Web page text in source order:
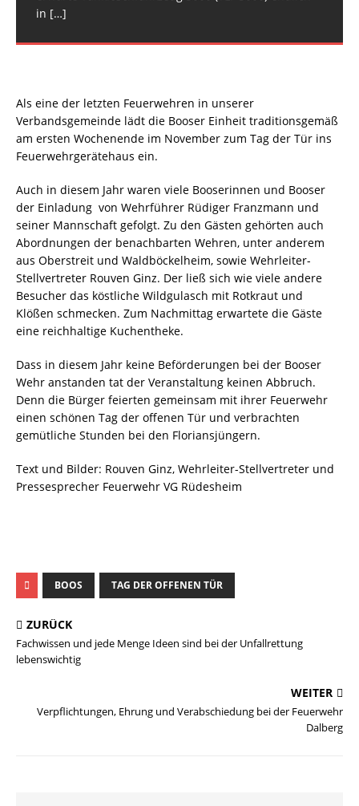
in […]
Als eine der letzten Feuerwehren in unserer
Verbandsgemeinde lädt die Booser Einheit traditionsgemäß
am ersten Wochenende im November zum Tag der Tür ins
Feuerwehrgerätehaus ein.
Auch in diesem Jahr waren viele Booserinnen und Booser
der Einladung von Wehrführer Rüdiger Franzmann und
seiner Mannschaft gefolgt. Zu den Gästen gehörten auch
Abordnungen der benachbarten Wehren, unter anderem
aus Oberstreit und Waldböckelheim, sowie Wehrleiter-
Stellvertreter Rouven Ginz. Der ließ sich wie viele andere
Besucher das köstliche Wildgulasch mit Rotkraut und
Klößen schmecken. Zum Nachmittag erwartete die Gäste
eine reichhaltige Kuchentheke.
Dass in diesem Jahr keine Beförderungen bei der Booser
Wehr anstanden tat der Veranstaltung keinen Abbruch.
Denn die Bürger feierten gemeinsam mit ihrer Feuerwehr
einen schönen Tag der offenen Tür und verbrachten
gemütliche Stunden bei den Floriansjüngern.
Text und Bilder: Rouven Ginz, Wehrleiter-Stellvertreter und
Pressesprecher Feuerwehr VG Rüdesheim
BOOS TAG DER OFFENEN TÜR
ZURÜCK
Fachwissen und jede Menge Ideen sind bei der Unfallrettung
lebenswichtig
WEITER
Verpflichtungen, Ehrung und Verabschiedung bei der Feuerwehr
Dalberg